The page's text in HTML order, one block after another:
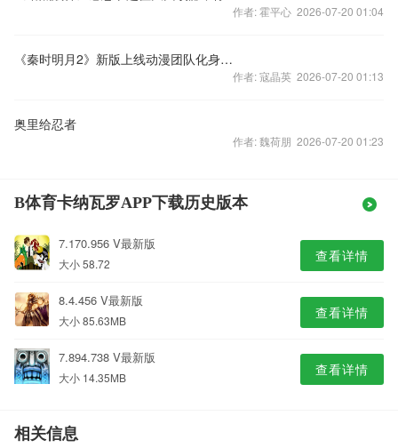
作者: 霍平心 2026-07-20 01:04
《秦时明月2》新版上线动漫团队化身终极BOSS
作者: 寇晶英 2026-07-20 01:13
奥里给忍者
作者: 魏荷朋 2026-07-20 01:23
B体育卡纳瓦罗APP下载历史版本
7.170.956 V最新版
大小 58.72 查看详情
8.4.456 V最新版
大小 85.63MB 查看详情
7.894.738 V最新版
大小 14.35MB 查看详情
相关信息